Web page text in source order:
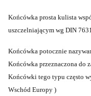
Końcówka prosta kulista
uszczelniającym wg DIN
Końcówka potocznie
Końcówka przeznaczona do
Końcówki tego typu często
Wschód Europy )